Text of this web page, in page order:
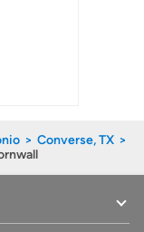
Converse, TX